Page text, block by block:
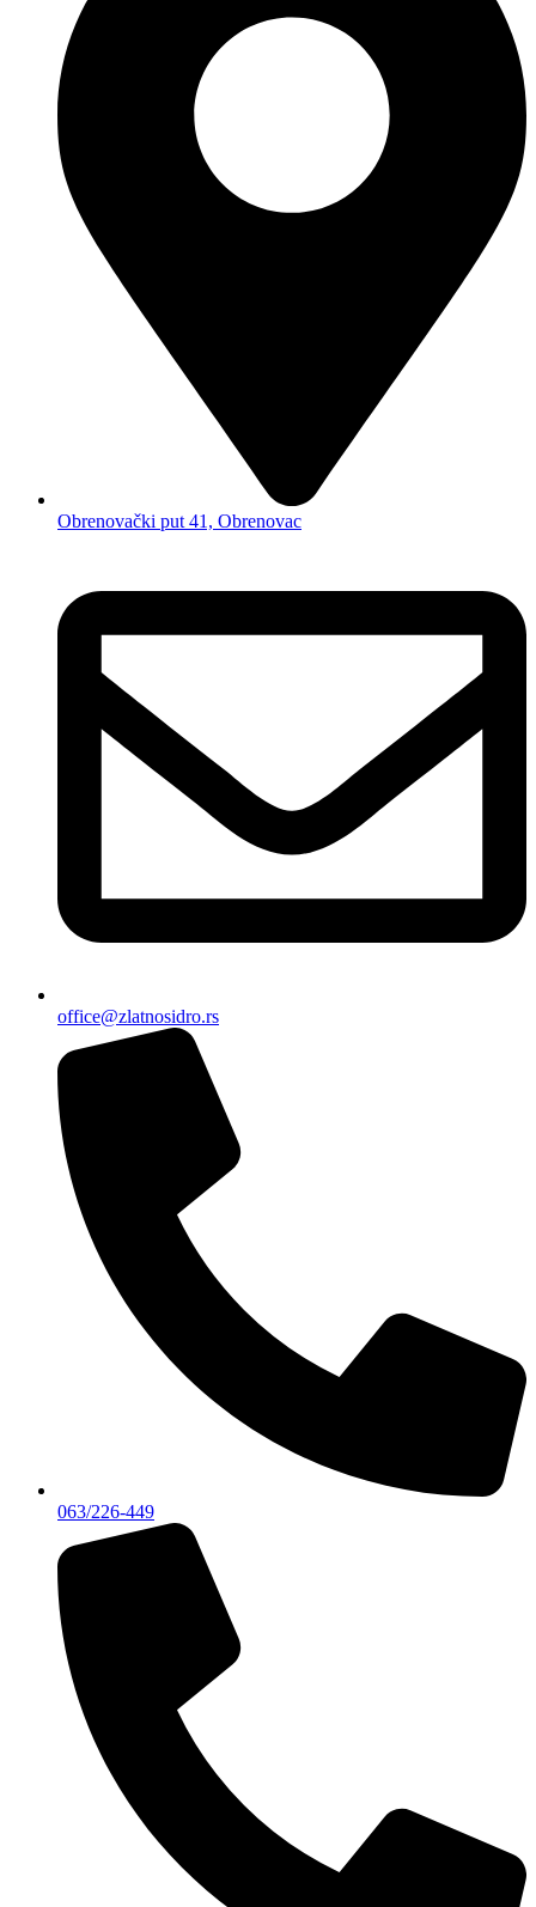
Obrenovački put 41, Obrenovac
office@zlatnosidro.rs
063/226-449